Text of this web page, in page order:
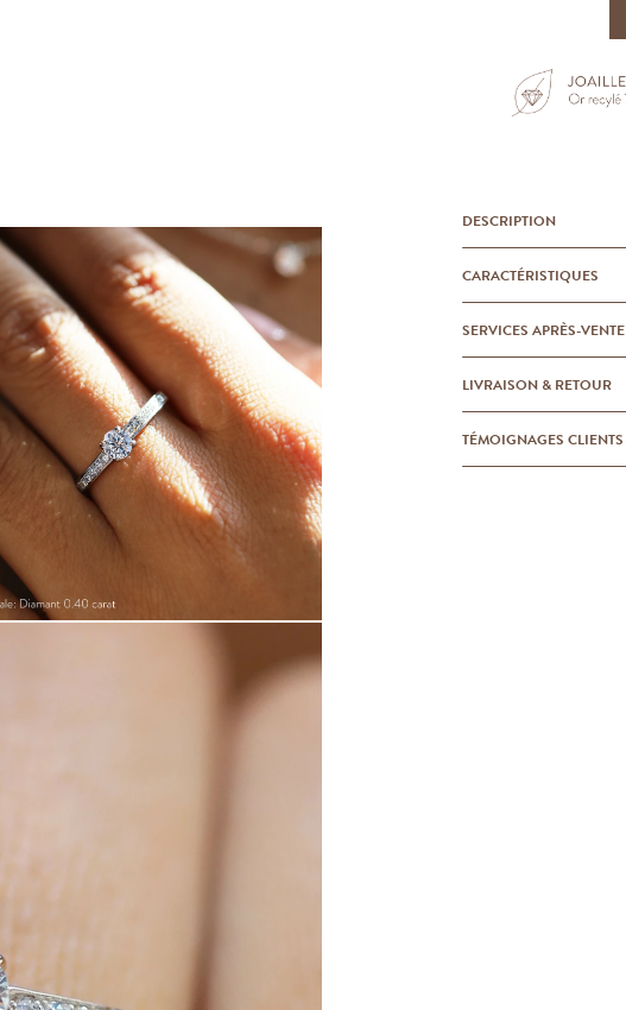
DESCRIPTION
CARACTÉRISTIQUES
SERVICES APRÈS-VENTE
LIVRAISON & RETOUR
TÉMOIGNAGES CLIENTS